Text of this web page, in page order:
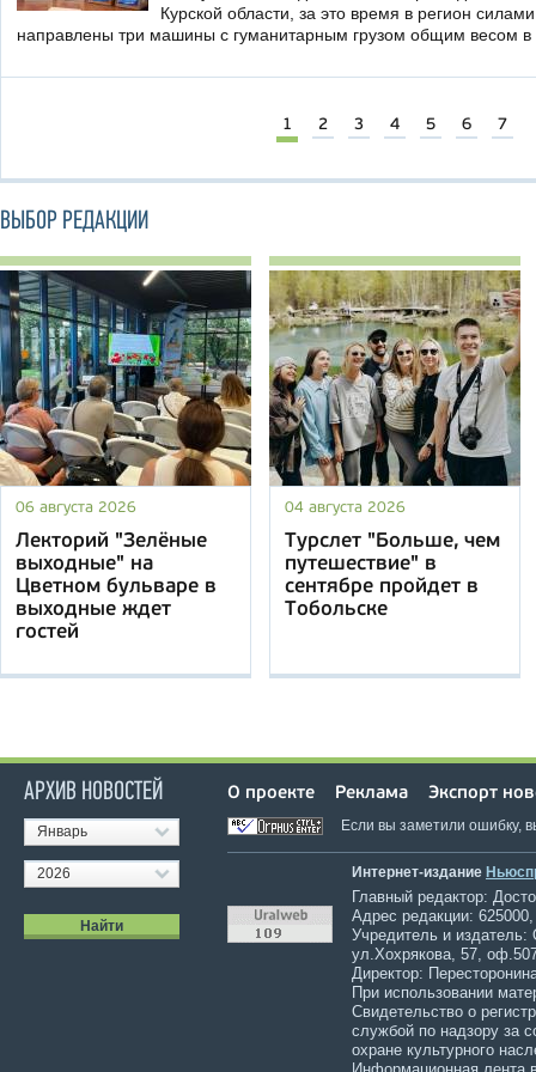
Курской области, за это время в регион
направлены три машины с гуманитарным грузом общим весом
1 2 3 4 5 6 7
ВЫБОР РЕДАКЦИИ
06 августа 2026
Лекторий "Зелёные
выходные" на
Цветном бульваре в
выходные ждет
гостей
04 августа 2026
Турслет "Больше, чем
путешествие" в
сентябре пройдет в
Тобольске
АРХИВ НОВОСТЕЙ
Январь
2026
О проекте Реклама Экспорт
Если вы заметили ошибку,
Интернет-издание
Главный редактор:
Адрес редакции:
Учредитель и
ул.Хохрякова, 57,
Директор:
При использовании
Свидетельство о
службой по надзору за
охране культурного